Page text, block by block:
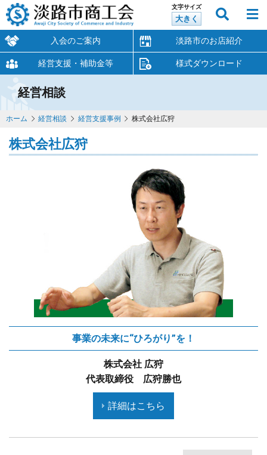
文字サイズ
大きく
入会のご案内 淡路市のお店紹介
経営支援・補助金等 様式ダウンロード
経営相談
ホーム 経営相談 経営支援事例 株式会社広狩
株式会社広狩
事業の未来に“ひろがり”を！
株式会社 広狩
代表取締役 広狩勝也
詳細はこちら